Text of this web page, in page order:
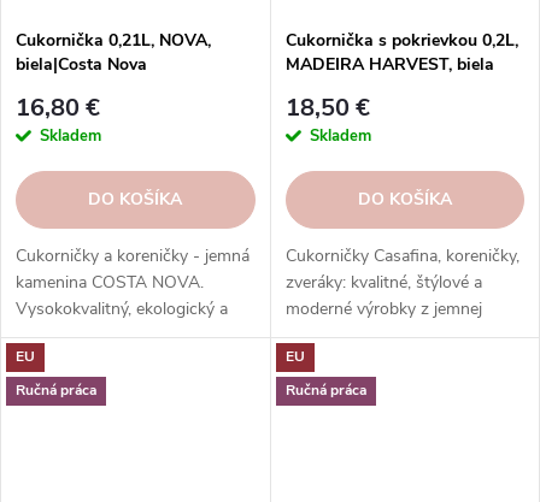
Cukornička 0,21L, NOVA,
biela|Costa Nova
16,80 €
Skladem
DO KOŠÍKA
Cukorničky a koreničky - jemná
kamenina COSTA NOVA.
Vysokokvalitný, ekologický a
elegantný riad na dochucovanie
a servírovanie jedál.
Vysokokvalitné, odolné a ľahko
Cukornička s pokrievkou 0,2L,
MADEIRA HARVEST, biela
18,50 €
Skladem
DO KOŠÍKA
Cukorničky Casafina, koreničky,
zveráky: kvalitné, štýlové a
moderné výrobky z jemnej
kameniny a porcelánu. Rôzne
farby a tvary. Ideálne na
dochucovanie a servírovanie.
EU
Ručná práca
EU
Ručná práca